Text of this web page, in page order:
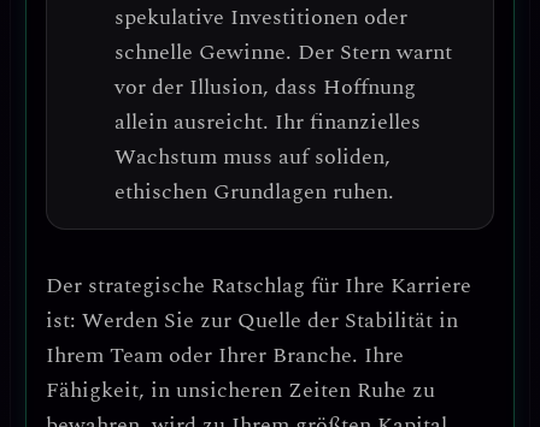
spekulative Investitionen oder
schnelle Gewinne. Der Stern warnt
vor der Illusion, dass Hoffnung
allein ausreicht. Ihr finanzielles
Wachstum muss auf soliden,
ethischen Grundlagen ruhen.
Der strategische Ratschlag für Ihre Karriere
ist: Werden Sie zur Quelle der Stabilität in
Ihrem Team oder Ihrer Branche. Ihre
Fähigkeit, in unsicheren Zeiten Ruhe zu